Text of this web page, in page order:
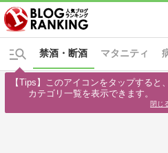
マタニティ
禁酒・断酒
【Tips】このアイコンをタップすると、
カテゴリ一覧を表示できます。
閉じ